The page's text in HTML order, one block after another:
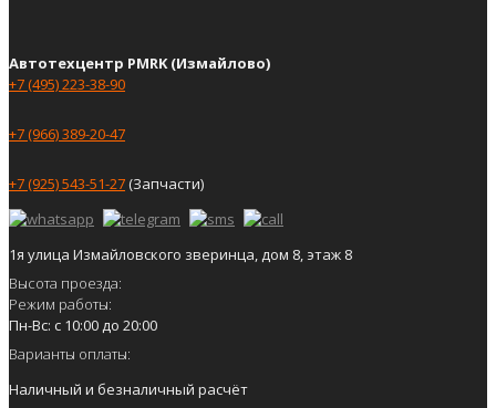
Автотехцентр PMRK (Измайлово)
+7 (495) 223-38-90
+7 (966) 389-20-47
+7 (925) 543-51-27(Запчасти)
1я улица Измайловского зверинца, дом 8, этаж 8
Высота проезда:
Режим работы:
Пн-Вс: с 10:00 до 20:00
Варианты оплаты:
Наличный и безналичный расчёт